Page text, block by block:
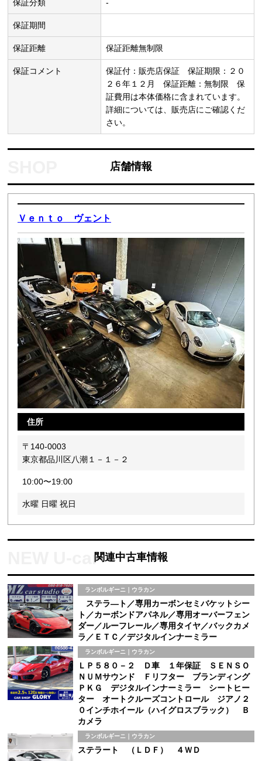
保証分類 -
保証期間
保証距離 保証距離無制限
保証コメント
保証付：販売店保証 保証期限：２０
２６年１２月 保証距離：無制限 保
証費用は本体価格に含まれています。
詳細については、販売店にご確認くだ
さい。
店舗情報
Ｖｅｎｔｏ ヴェント
住所
〒140-0003
東京都品川区八潮１－１－２
10:00〜19:00
水曜 日曜 祝日
関連中古車情報
ランボルギーニ｜ウラカン
ステラ―ト／専用カーボンセミバケットシー
ト／カーボンドアパネル／専用オーバーフェン
ダー／ルーフレール／専用タイヤ／バックカメ
ラ／ＥＴＣ／デジタルインナーミラー
ランボルギーニ｜ウラカン
ＬＰ５８０－２ Ｄ車 １年保証 ＳＥＮＳＯ
ＮＵＭサウンド Ｆリフター ブランディング
ＰＫＧ デジタルインナーミラー シートヒー
ター オートクルーズコントロール ジアノ２
０インチホイール（ハイグロスブラック） Ｂ
カメラ
ランボルギーニ｜ウラカン
ステラート （ＬＤＦ） ４ＷＤ